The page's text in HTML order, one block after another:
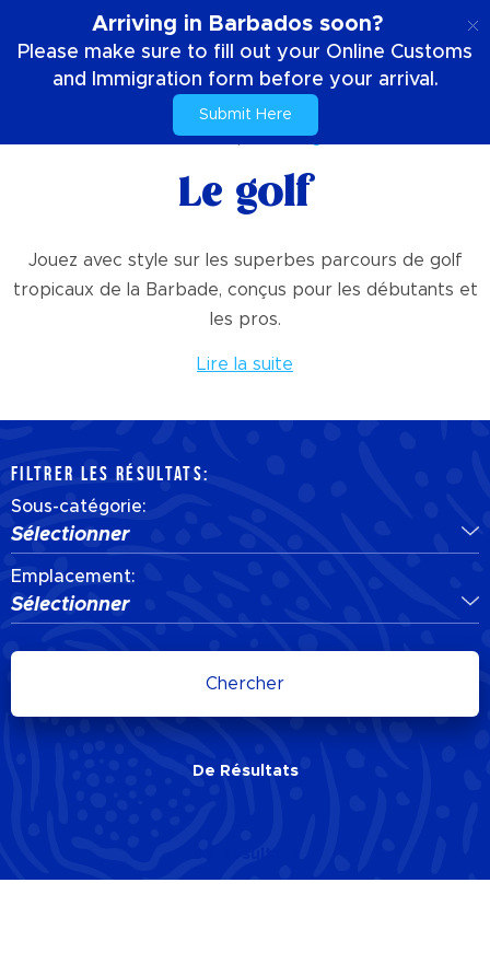
Arriving in Barbados soon?
Please make sure to fill out your Online Customs
and Immigration form before your arrival.
Submit Here
Choses à faire Des sports Le golf
Le golf
Jouez avec style sur les superbes parcours de golf
tropicaux de la Barbade, conçus pour les débutants et
les pros.
Lire la suite
FILTRER LES RÉSULTATS:
Sous-catégorie:
Sélectionner
Emplacement:
Sélectionner
Chercher
De Résultats